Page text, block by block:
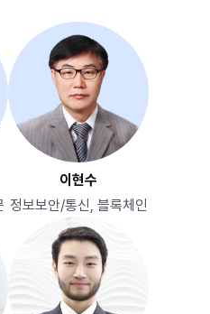
이현수
정보보안/통신, 블록체인